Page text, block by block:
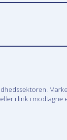
i link i modtagne